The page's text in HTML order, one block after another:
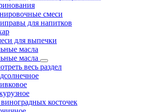
смеси
для напитков
для выпечки
масла
масла
весь раздел
косточек